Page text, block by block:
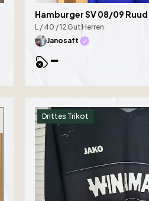
Hamburger SV 08/09
L / 40 / 12GutHerren
Janosaft
-
Drittes Trikot